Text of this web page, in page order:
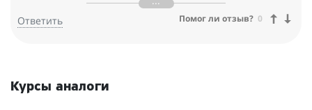
подчеркнуть ваш стиль общения - каким-то
очень деликатным способом вы давали мне
Ваш курс - первый случай, когда я не пожалела
Ответить Помог ли отзыв? 0
Курсы аналоги